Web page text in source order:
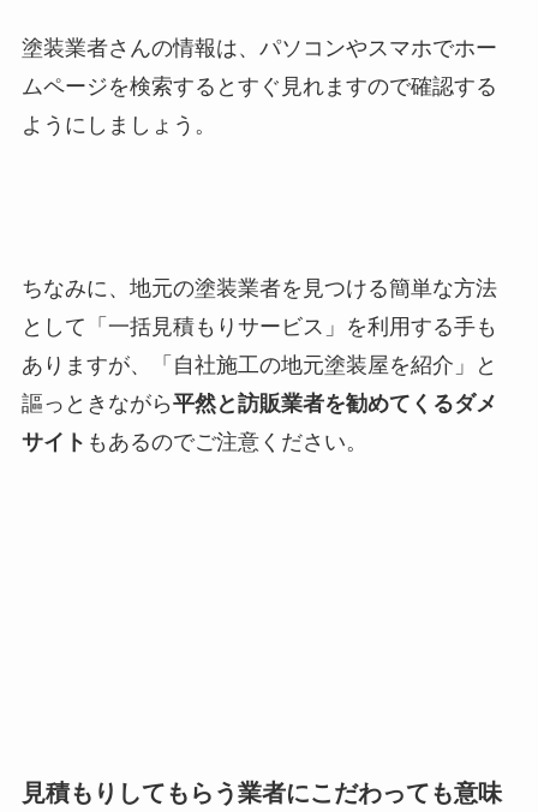
塗装業者さんの情報は、パソコンやスマホでホー
ムページを検索するとすぐ見れますので確認する
ようにしましょう。
ちなみに、地元の塗装業者を見つける簡単な方法
として「一括見積もりサービス」を利用する手も
ありますが、「自社施工の地元塗装屋を紹介」と
謳っときながら平然と訪販業者を勧めてくるダメ
サイト もあるのでご注意ください。
見積もりしてもらう業者にこだわっても意味